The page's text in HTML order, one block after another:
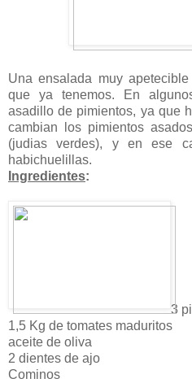
Una ensalada muy
que ya tenemos. En
asadillo de pimientos, ya que
cambian los pimientos
(judias verdes), y en ese
habichuelillas.
Ingredientes:
3
1,5 Kg de tomates maduritos
aceite de oliva
2 dientes de ajo
Cominos